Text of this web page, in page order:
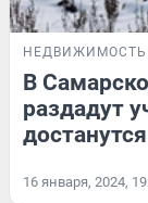
НЕДВИЖИМОСТЬ
В
раздадут
достанутся
16 января, 2024,